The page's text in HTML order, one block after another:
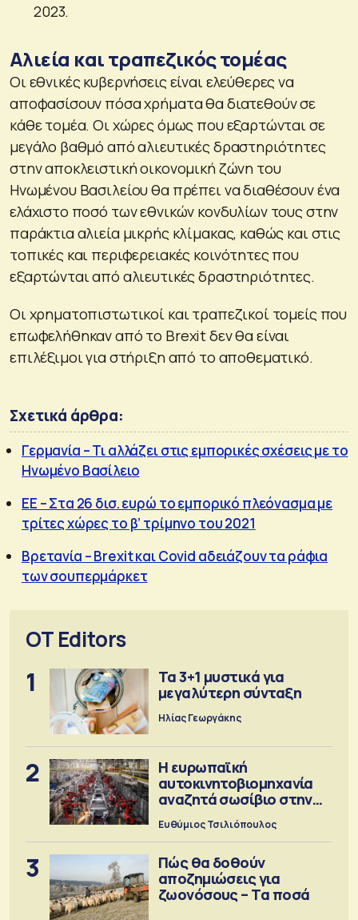
2023.
Αλιεία και τραπεζικός τομέας
Οι εθνικές κυβερνήσεις είναι ελεύθερες να
αποφασίσουν πόσα χρήματα θα διατεθούν σε
κάθε τομέα. Οι χώρες όμως που εξαρτώνται σε
μεγάλο βαθμό από αλιευτικές δραστηριότητες
στην αποκλειστική οικονομική ζώνη του
Ηνωμένου Βασιλείου θα πρέπει να διαθέσουν ένα
ελάχιστο ποσό των εθνικών κονδυλίων τους στην
παράκτια αλιεία μικρής κλίμακας, καθώς και στις
τοπικές και περιφερειακές κοινότητες που
εξαρτώνται από αλιευτικές δραστηριότητες.
Οι χρηματοπιστωτικοί και τραπεζικοί τομείς που
επωφελήθηκαν από το Brexit δεν θα είναι
επιλέξιμοι για στήριξη από το αποθεματικό.
Σχετικά άρθρα:
Γερμανία – Τι αλλάζει στις εμπορικές σχέσεις με το
Ηνωμένο Βασίλειο
ΕΕ – Στα 26 δισ. ευρώ το εμπορικό πλεόνασμα με
τρίτες χώρες το β’ τρίμηνο του 2021
Βρετανία – Brexit και Covid αδειάζουν τα ράφια
των σουπερμάρκετ
OT Editors
1
Τα 3+1 μυστικά για
μεγαλύτερη σύνταξη
Ηλίας Γεωργάκης
2
Η ευρωπαϊκή
αυτοκινητοβιομηχανία
αναζητά σωσίβιο στην
Κίνα
Ευθύμιος Τσιλιόπουλος
3
Πώς θα δοθούν
αποζημιώσεις για
ζωονόσους – Τα ποσά